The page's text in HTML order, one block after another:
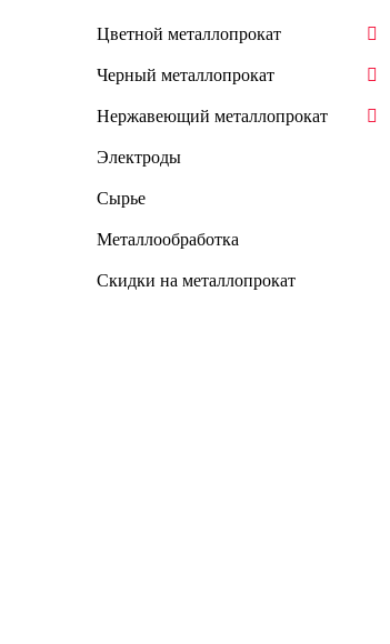
Цветной металлопрокат
Черный металлопрокат
Нержавеющий металлопрокат
Электроды
Сырье
Металлообработка
Скидки на металлопрокат